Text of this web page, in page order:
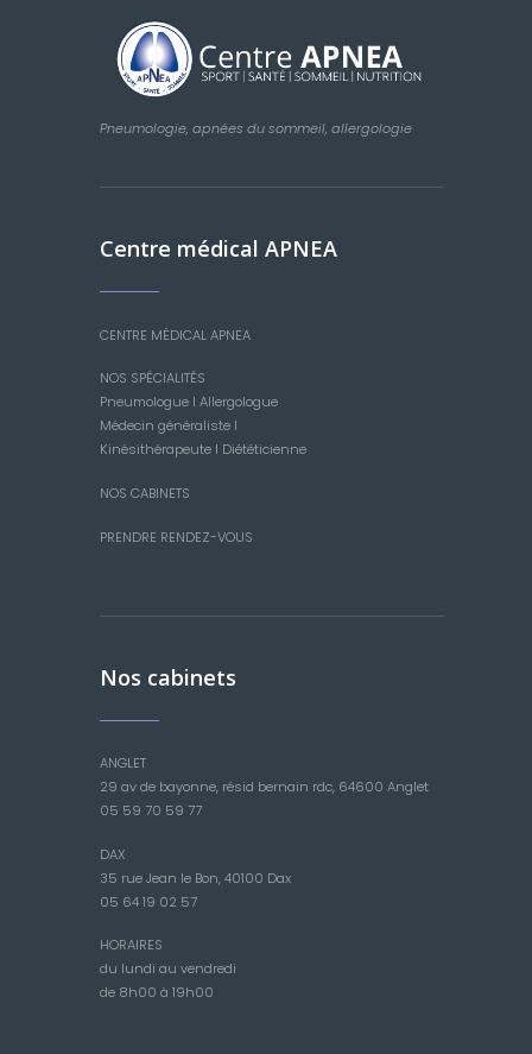
Pneumologie, apnées du sommeil, allergologie
Centre médical APNEA
CENTRE MÉDICAL APNEA
NOS SPÉCIALITÉS
Pneumologue I Allergologue
Médecin généraliste I
Kinésithérapeute I Diététicienne
NOS CABINETS
PRENDRE RENDEZ-VOUS
Nos cabinets
ANGLET
29 av de bayonne, résid bernain rdc, 64600 Anglet
05 59 70 59 77
DAX
35 rue Jean le Bon, 40100 Dax
05 64 19 02 57
HORAIRES
du lundi au vendredi
de 8h00 à 19h00